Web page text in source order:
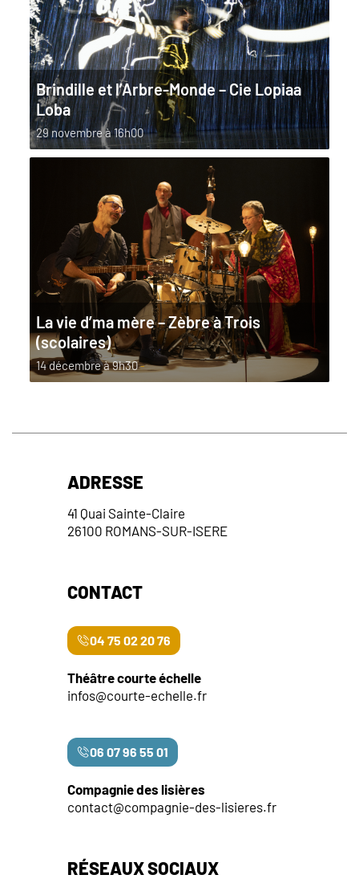
Brindille et l’Arbre-Monde – Cie Lopiaa
Loba
29 novembre à 16h00
La vie d’ma mère – Zèbre à Trois
(scolaires)
14 décembre à 9h30-
ADRESSE
41 Quai Sainte-Claire
26100 ROMANS-SUR-ISERE
CONTACT
04 75 02 20 76
Théâtre courte échelle
infos@courte-echelle.fr
06 07 96 55 01
Compagnie des lisières
contact@compagnie-des-lisieres.fr
RÉSEAUX SOCIAUX